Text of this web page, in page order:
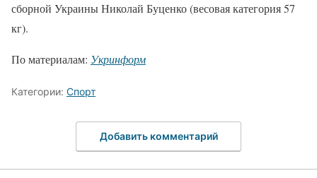
сборной Украины Николай Буценко (весовая категория 57
кг).
По материалам: Укринформ
Категории: Спорт
Добавить комментарий